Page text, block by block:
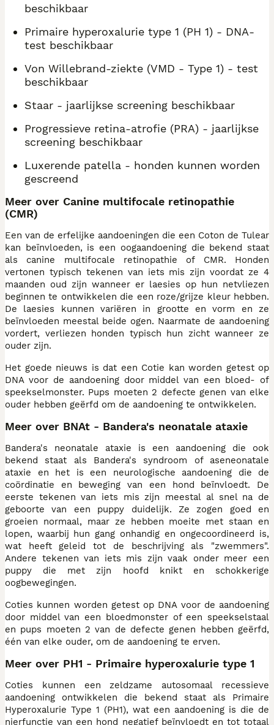
beschikbaar
Primaire hyperoxalurie type 1 (PH 1) - DNA-
test beschikbaar
Von Willebrand-ziekte (VMD - Type 1) - test
beschikbaar
Staar - jaarlijkse screening beschikbaar
Progressieve retina-atrofie (PRA) - jaarlijkse
screening beschikbaar
Luxerende patella - honden kunnen worden
gescreend
Meer over Canine multifocale retinopathie
(CMR)
Een van de erfelijke aandoeningen die een Coton de Tulear
kan beïnvloeden, is een oogaandoening die bekend staat
als canine multifocale retinopathie of CMR. Honden
vertonen typisch tekenen van iets mis zijn voordat ze 4
maanden oud zijn wanneer er laesies op hun netvliezen
beginnen te ontwikkelen die een roze/grijze kleur hebben.
De laesies kunnen variëren in grootte en vorm en ze
beïnvloeden meestal beide ogen. Naarmate de aandoening
vordert, verliezen honden typisch hun zicht wanneer ze
ouder zijn.
Het goede nieuws is dat een Cotie kan worden getest op
DNA voor de aandoening door middel van een bloed- of
speekselmonster. Pups moeten 2 defecte genen van elke
ouder hebben geërfd om de aandoening te ontwikkelen.
Meer over BNAt - Bandera's neonatale ataxie
Bandera's neonatale ataxie is een aandoening die ook
bekend staat als Bandera's syndroom of aseneonatale
ataxie en het is een neurologische aandoening die de
coördinatie en beweging van een hond beïnvloedt. De
eerste tekenen van iets mis zijn meestal al snel na de
geboorte van een puppy duidelijk. Ze zogen goed en
groeien normaal, maar ze hebben moeite met staan en
lopen, waarbij hun gang onhandig en ongecoordineerd is,
wat heeft geleid tot de beschrijving als "zwemmers".
Andere tekenen van iets mis zijn vaak onder meer een
puppy die met zijn hoofd knikt en schokkerige
oogbewegingen.
Coties kunnen worden getest op DNA voor de aandoening
door middel van een bloedmonster of een speekselstaal
en pups moeten 2 van de defecte genen hebben geërfd,
één van elke ouder, om de aandoening te erven.
Meer over PH1 - Primaire hyperoxalurie type 1
Coties kunnen een zeldzame autosomaal recessieve
aandoening ontwikkelen die bekend staat als Primaire
Hyperoxalurie Type 1 (PH1), wat een aandoening is die de
nierfunctie van een hond negatief beïnvloedt en tot totaal